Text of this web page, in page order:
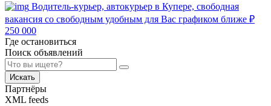
Водитель-курьер, автокурьер в Купере, свободная
вакансия со свободным удобным для Вас графиком ближе ₽
250 000
Где остановиться
Поиск объявлений
Искать
Партнёры
XML feeds